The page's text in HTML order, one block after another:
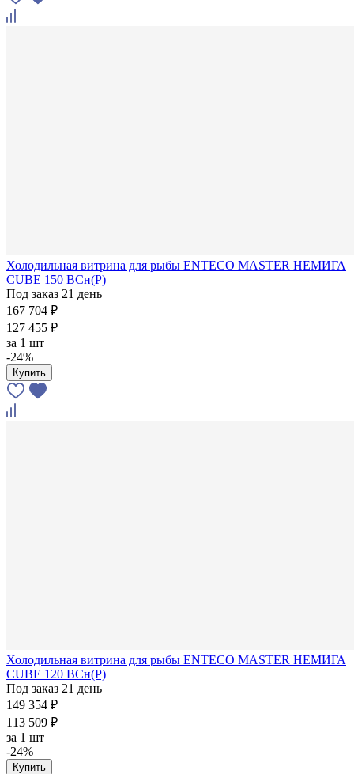
Холодильная витрина для рыбы ENTECO MASTER НЕМИГА
CUBE 150 ВСн(Р)
Под заказ 21 день
167 704 ₽
127 455 ₽
за 1 шт
-24%
Купить
Холодильная витрина для рыбы ENTECO MASTER НЕМИГА
CUBE 120 ВСн(Р)
Под заказ 21 день
149 354 ₽
113 509 ₽
за 1 шт
-24%
Купить